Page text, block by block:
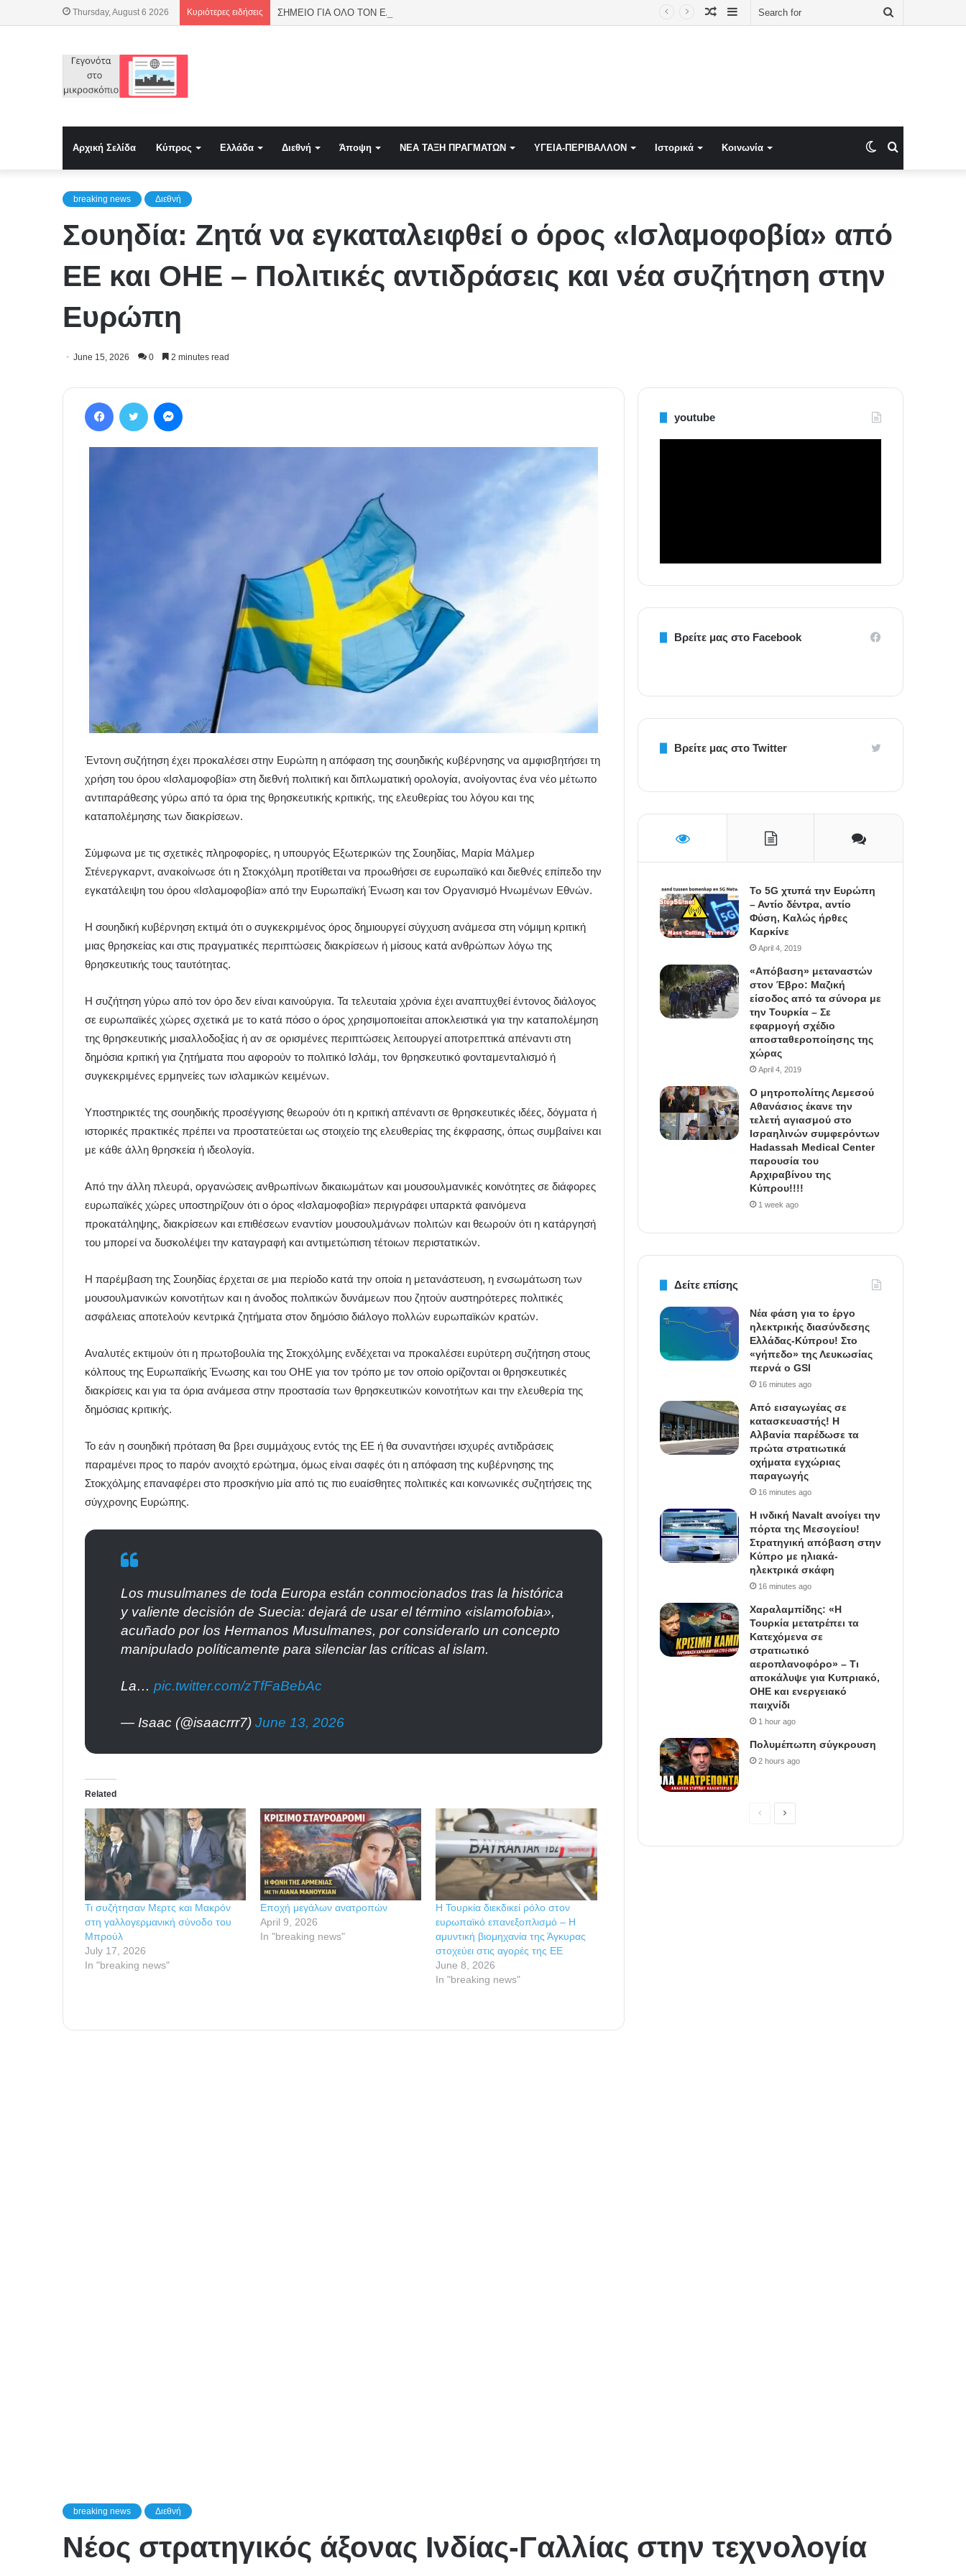
Thursday, August 6 2026 Κυριότερες ειδήσεις Sidebar
Random
Αρχική Σελίδα Κύπρος Ελλάδα Διεθνή Άποψη NEA TAΞΗ ΠΡΑΓΜΑΤΩΝ ΥΓΕΙΑ-ΠΕΡΙΒΑΛΛΟΝ Ιστορικά Κοινωνία Switch
breaking news Διεθνή
Σουηδία: Ζητά να εγκαταλειφθεί ο όρος «Ισλαμοφοβία» από
ΕΕ και ΟΗΕ – Πολιτικές αντιδράσεις και νέα συζήτηση στην
Ευρώπη
June 15, 2026 0 2 minutes read
Έντονη συζήτηση έχει προκαλέσει στην Ευρώπη η απόφαση της σουηδικής κυβέρνησης να αμφισβητήσει τη
χρήση του όρου «Ισλαμοφοβία» στη διεθνή πολιτική και διπλωματική ορολογία, ανοίγοντας ένα νέο μέτωπο
αντιπαράθεσης γύρω από τα όρια της θρησκευτικής κριτικής, της ελευθερίας του λόγου και της
καταπολέμησης των διακρίσεων.
Σύμφωνα με τις σχετικές πληροφορίες, η υπουργός Εξωτερικών της Σουηδίας, Μαρία Μάλμερ
Στένεργκαρντ, ανακοίνωσε ότι η Στοκχόλμη προτίθεται να προωθήσει σε ευρωπαϊκό και διεθνές επίπεδο την
εγκατάλειψη του όρου «Ισλαμοφοβία» από την Ευρωπαϊκή Ένωση και τον Οργανισμό Ηνωμένων Εθνών.
Η σουηδική κυβέρνηση εκτιμά ότι ο συγκεκριμένος όρος δημιουργεί σύγχυση ανάμεσα στη νόμιμη κριτική
μιας θρησκείας και στις πραγματικές περιπτώσεις διακρίσεων ή μίσους κατά ανθρώπων λόγω της
θρησκευτικής τους ταυτότητας.
Η συζήτηση γύρω από τον όρο δεν είναι καινούργια. Τα τελευταία χρόνια έχει αναπτυχθεί έντονος διάλογος
σε ευρωπαϊκές χώρες σχετικά με το κατά πόσο ο όρος χρησιμοποιείται αποκλειστικά για την καταπολέμηση
της θρησκευτικής μισαλλοδοξίας ή αν σε ορισμένες περιπτώσεις λειτουργεί αποτρεπτικά απέναντι στη
δημόσια κριτική για ζητήματα που αφορούν το πολιτικό Ισλάμ, τον θρησκευτικό φονταμενταλισμό ή
συγκεκριμένες ερμηνείες των ισλαμικών κειμένων.
Υποστηρικτές της σουηδικής προσέγγισης θεωρούν ότι η κριτική απέναντι σε θρησκευτικές ιδέες, δόγματα ή
ιστορικές πρακτικές πρέπει να προστατεύεται ως στοιχείο της ελευθερίας της έκφρασης, όπως συμβαίνει και
με κάθε άλλη θρησκεία ή ιδεολογία.
Από την άλλη πλευρά, οργανώσεις ανθρωπίνων δικαιωμάτων και μουσουλμανικές κοινότητες σε διάφορες
ευρωπαϊκές χώρες υποστηρίζουν ότι ο όρος «Ισλαμοφοβία» περιγράφει υπαρκτά φαινόμενα
προκατάληψης, διακρίσεων και επιθέσεων εναντίον μουσουλμάνων πολιτών και θεωρούν ότι η κατάργησή
του μπορεί να δυσκολέψει την καταγραφή και αντιμετώπιση τέτοιων περιστατικών.
Η παρέμβαση της Σουηδίας έρχεται σε μια περίοδο κατά την οποία η μετανάστευση, η ενσωμάτωση των
μουσουλμανικών κοινοτήτων και η άνοδος πολιτικών δυνάμεων που ζητούν αυστηρότερες πολιτικές
ασφάλειας αποτελούν κεντρικά ζητήματα στον δημόσιο διάλογο πολλών ευρωπαϊκών κρατών.
Αναλυτές εκτιμούν ότι η πρωτοβουλία της Στοκχόλμης ενδέχεται να προκαλέσει ευρύτερη συζήτηση στους
κόλπους της Ευρωπαϊκής Ένωσης και του ΟΗΕ για τον τρόπο με τον οποίο ορίζονται οι θρησκευτικές
διακρίσεις και για τα όρια ανάμεσα στην προστασία των θρησκευτικών κοινοτήτων και την ελευθερία της
δημόσιας κριτικής.
Το εάν η σουηδική πρόταση θα βρει συμμάχους εντός της ΕΕ ή θα συναντήσει ισχυρές αντιδράσεις
παραμένει προς το παρόν ανοιχτό ερώτημα, όμως είναι σαφές ότι η απόφαση της κυβέρνησης της
Στοκχόλμης επαναφέρει στο προσκήνιο μία από τις πιο ευαίσθητες πολιτικές και κοινωνικές συζητήσεις της
σύγχρονης Ευρώπης.
Los musulmanes de toda Europa están conmocionados tras la histórica
y valiente decisión de Suecia: dejará de usar el término «islamofobia»,
acuñado por los Hermanos Musulmanes, por considerarlo un concepto
manipulado políticamente para silenciar las críticas al islam.
La… pic.twitter.com/zTfFaBebAc
— Isaac (@isaacrrr7) June 13, 2026
Related
Τι συζήτησαν Μερτς και Μακρόν
στη γαλλογερμανική σύνοδο του
Μπρούλ
July 17, 2026
In "breaking news"
Εποχή μεγάλων ανατροπών
April 9, 2026
In "breaking news"
Η Τουρκία διεκδικεί ρόλο στον
ευρωπαϊκό επανεξοπλισμό – Η
αμυντική βιομηχανία της Άγκυρας
στοχεύει στις αγορές της ΕΕ
June 8, 2026
In "breaking news"
youtube
Βρείτε μας στο Facebook
Βρείτε μας στο Twitter
To 5G χτυπά την Ευρώπη
– Αντίο δέντρα, αντίο
Φύση, Καλώς ήρθες
Καρκίνε
April 4, 2019
«Απόβαση» μεταναστών
στον Έβρο: Μαζική
είσοδος από τα σύνορα με
την Τουρκία – Σε
εφαρμογή σχέδιο
αποσταθεροποίησης της
χώρας
April 4, 2019
Ο μητροπολίτης Λεμεσού
Αθανάσιος έκανε την
τελετή αγιασμού στο
Ισραηλινών συμφερόντων
Hadassah Medical Center
παρουσία του
Αρχιραβίνου της
Κύπρου!!!!
1 week ago
Δείτε επίσης
Νέα φάση για το έργο
ηλεκτρικής διασύνδεσης
Ελλάδας-Κύπρου! Στο
«γήπεδο» της Λευκωσίας
περνά ο GSI
16 minutes ago
Από εισαγωγέας σε
κατασκευαστής! Η
Αλβανία παρέδωσε τα
πρώτα στρατιωτικά
οχήματα εγχώριας
παραγωγής
16 minutes ago
Η ινδική Navalt ανοίγει την
πόρτα της Μεσογείου!
Στρατηγική απόβαση στην
Κύπρο με ηλιακά-
ηλεκτρικά σκάφη
16 minutes ago
Χαραλαμπίδης: «Η
Τουρκία μετατρέπει τα
Κατεχόμενα σε
στρατιωτικό
αεροπλανοφόρο» – Τι
αποκάλυψε για Κυπριακό,
ΟΗΕ και ενεργειακό
παιχνίδι
1 hour ago
Πολυμέπωπη σύγκρουση
2 hours ago